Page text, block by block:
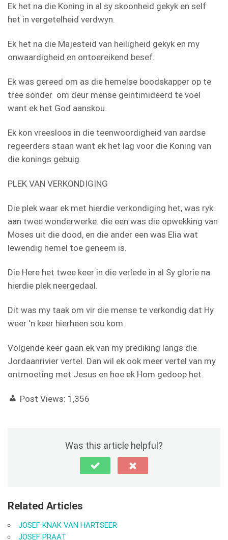
Ek het na die Koning in al sy skoonheid gekyk en self
het in vergetelheid verdwyn.
Ek het na die Majesteid van heiligheid gekyk en my
onwaardigheid en ontoereikend besef.
Ek was gereed om as die hemelse boodskapper op te
tree sonder om deur mense geintimideerd te voel
want ek het God aanskou.
Ek kon vreesloos in die teenwoordigheid van aardse
regeerders staan want ek het lag voor die Koning van
die konings gebuig.
PLEK VAN VERKONDIGING
Die plek waar ek met hierdie verkondiging het, was ryk
aan twee wonderwerke: die een was die opwekking van
Moses uit die dood, en die ander een was Elia wat
lewendig hemel toe geneem is.
Die Here het twee keer in die verlede in al Sy glorie na
hierdie plek neergedaal.
Dit was my taak om vir die mense te verkondig dat Hy
weer ‘n keer hierheen sou kom.
Volgende keer gaan ek van my prediking langs die
Jordaanrivier vertel. Dan wil ek ook meer vertel van my
ontmoeting met Jesus en hoe ek Hom gedoop het.
Post Views: 1,356
Was this article helpful?
Related Articles
JOSEF KNAK VAN HARTSEER
JOSEF PRAAT